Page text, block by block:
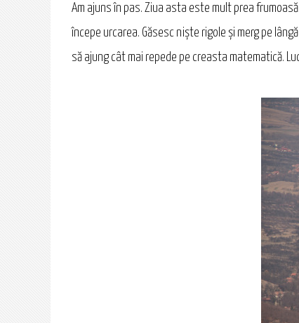
Am ajuns în pas. Ziua asta este mult prea
începe urcarea. Găsesc nişte rigole şi merg pe
să ajung cât mai repede pe creasta matematică.